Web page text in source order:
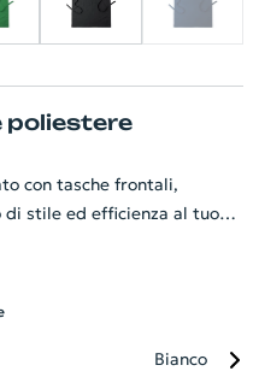
poliestere
con tasche frontali,
stile ed efficienza al tuo
una soluzione pratica
per valorizzare il tuo brand
Bianco